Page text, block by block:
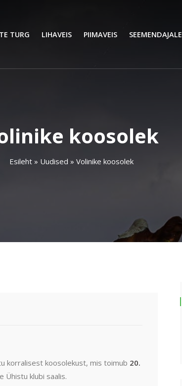
TURG LIHAVEIS PIIMAVEIS SEEMENDAJALE
koosolek
Esileht» Uudised » Volinike koosolek
korralisest koosolekust, mis toimub 20.
Ühistu klubi saalis.